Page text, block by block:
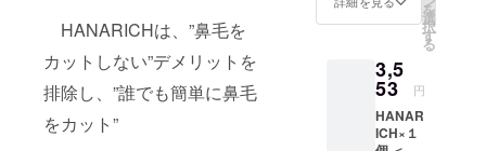
HANARICHは、”鼻毛を
カットしない”デメリットを
排除し、”誰でも簡単に鼻毛
をカット”
せてい
ただき
※初期不
良のみ
対応 ※
持ち運
びに便
を
選
択
す
る
3,5
53 円
HANAR
ICH×１